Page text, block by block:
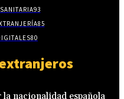
93
85
80
nacionalidad española